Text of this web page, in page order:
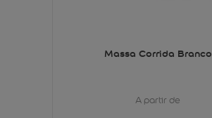
Massa Corrida Branco
A partir de